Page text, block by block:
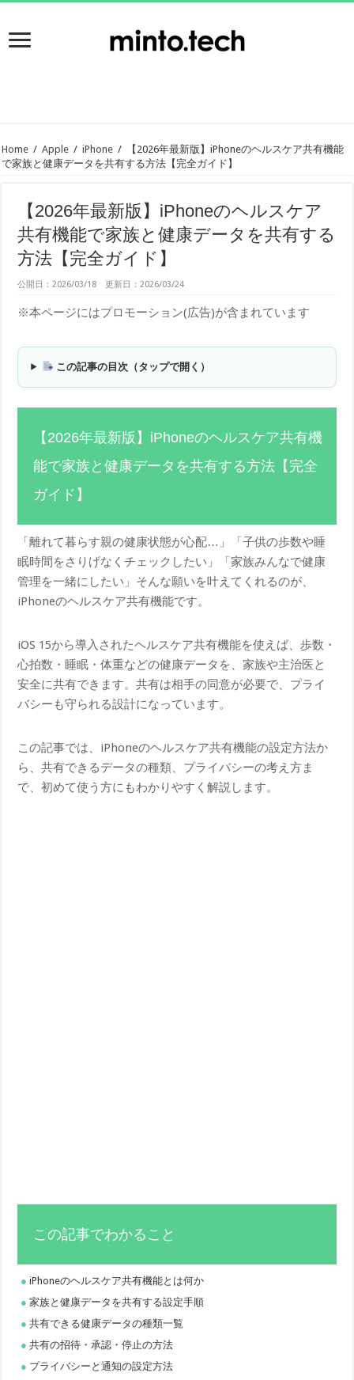
Home / Apple / iPhone /
【2026年最新版】iPhoneのヘルスケア共有機能
で家族と健康データを共有する方法【完全ガイド】
【2026年最新版】iPhoneのヘルスケア
共有機能で家族と健康データを共有する
方法【完全ガイド】
公開日：2026/03/18 更新日：2026/03/24
※本ページにはプロモーション(広告)が含まれています
この記事の目次（タップで開く）
【2026年最新版】iPhoneのヘルスケア共有機
能で家族と健康データを共有する方法【完全
ガイド】
「離れて暮らす親の健康状態が心配…」「子供の歩数や睡
眠時間をさりげなくチェックしたい」「家族みんなで健康
管理を一緒にしたい」そんな願いを叶えてくれるのが、
iPhoneのヘルスケア共有機能です。
iOS 15から導入されたヘルスケア共有機能を使えば、歩数・
心拍数・睡眠・体重などの健康データを、家族や主治医と
安全に共有できます。共有は相手の同意が必要で、プライ
バシーも守られる設計になっています。
この記事では、iPhoneのヘルスケア共有機能の設定方法か
ら、共有できるデータの種類、プライバシーの考え方ま
で、初めて使う方にもわかりやすく解説します。
この記事でわかること
iPhoneのヘルスケア共有機能とは何か
家族と健康データを共有する設定手順
共有できる健康データの種類一覧
共有の招待・承認・停止の方法
プライバシーと通知の設定方法